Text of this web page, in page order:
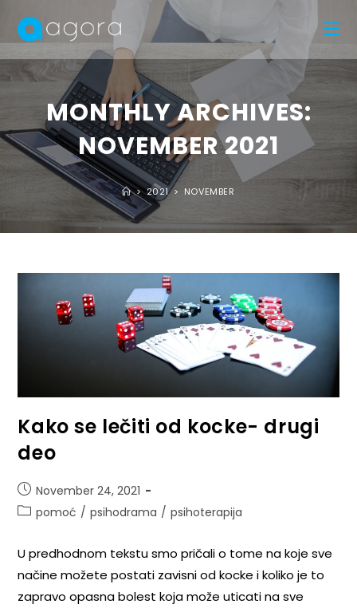
MONTHLY ARCHIVES:
NOVEMBER 2021
> 2021 > NOVEMBER
Kako se lečiti od kocke- drugi
deo
November 24, 2021
pomoć / psihodrama / psihoterapija
U predhodnom tekstu smo pričali o tome na koje sve
načine možete postati zavisni od kocke i koliko je to
zapravo opasna bolest koja može uticati na sve